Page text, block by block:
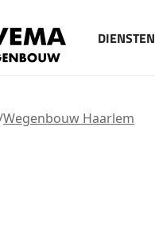
DIENSTEN
Wegenbouw Haarlem